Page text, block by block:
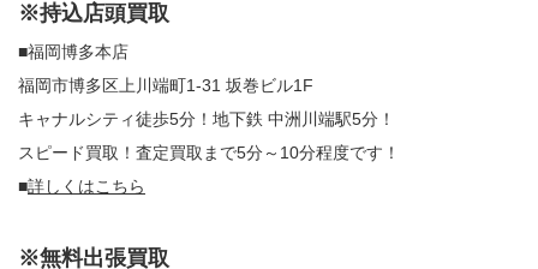
※持込店頭買取
■福岡博多本店
福岡市博多区上川端町1-31 坂巻ビル1F
キャナルシティ徒歩5分！地下鉄 中洲川端駅5分！
スピード買取！査定買取まで5分～10分程度です！
■詳しくはこちら
※無料出張買取